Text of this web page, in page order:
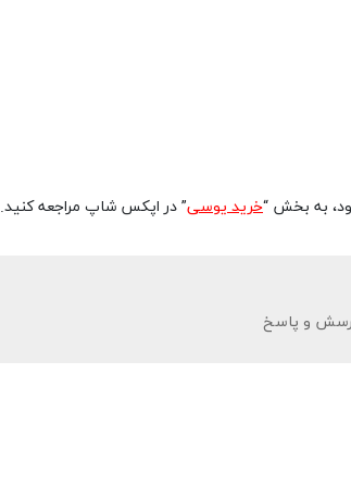
به بخش “خرید یوسی” در اپکس شاپ مراجعه کنید.
و پاسخ